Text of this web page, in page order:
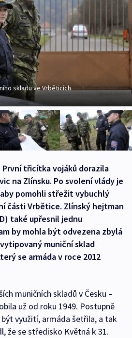
skladu ve Vrběticích
třicítka vojáků dorazila
na Zlínsku. Po svolení vlády je
pomohli střežit vybuchlý
části Vrbětice. Zlínský hejtman
také upřesnil jednu
by mohla být odvezena zbylá
muniční sklad
se armáda v roce 2012
muničních skladů v Česku –
už od roku 1949. Postupně
využití, armáda šetřila, a tak
že se středisko Květná k 31.